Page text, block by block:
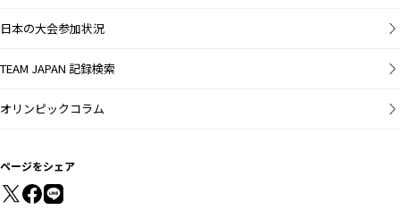
日本の大会参加状況
TEAM JAPAN 記録検索
オリンピックコラム
ページをシェア